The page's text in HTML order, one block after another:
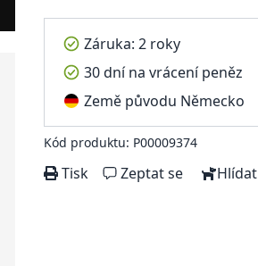
Záruka: 2 roky
30 dní na vrácení peněz
Země původu Německo
Kód produktu: P00009374
Tisk Zeptat se Hlídat